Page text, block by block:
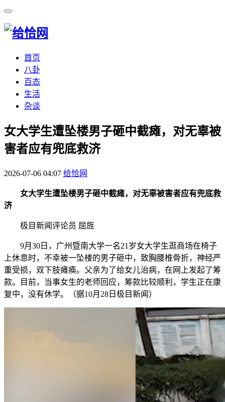
首页
八卦
百态
生活
杂谈
​女大学生遭坠楼男子砸中截瘫，对无辜被
害者应有兜底救济
2026-07-06 04:07 给恰网
女大学生遭坠楼男子砸中截瘫，对无辜被害者应有兜底救
济
极目新闻评论员 屈旌
9月30日，广州暨南大学一名21岁女大学生逛商场在椅子
上休息时，不幸被一坠楼的男子砸中，致胸腰椎骨折，神经严
重受损，双下肢瘫痪。父亲为了给女儿治病，在网上发起了筹
款。目前，当事女生的老师回应，筹款比较顺利，学生正在康
复中，没有休学。（据10月28日极目新闻）